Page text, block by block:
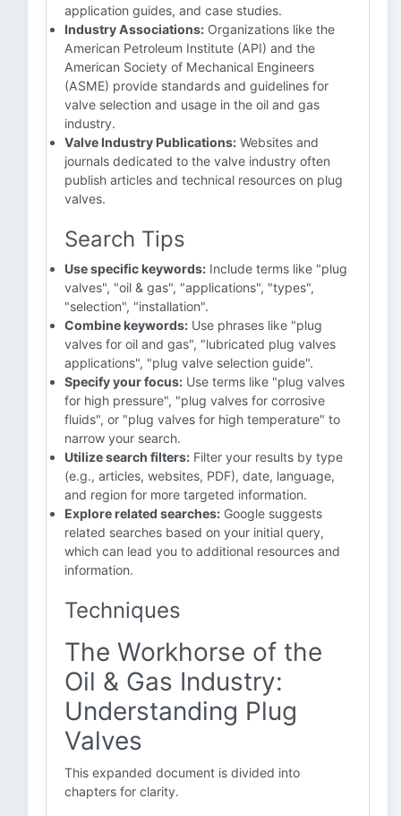
application guides, and case studies.
Industry Associations: Organizations like the
American Petroleum Institute (API) and the
American Society of Mechanical Engineers
(ASME) provide standards and guidelines for
valve selection and usage in the oil and gas
industry.
Valve Industry Publications: Websites and
journals dedicated to the valve industry often
publish articles and technical resources on plug
valves.
Search Tips
Use specific keywords: Include terms like "plug
valves", "oil & gas", "applications", "types",
"selection", "installation".
Combine keywords: Use phrases like "plug
valves for oil and gas", "lubricated plug valves
applications", "plug valve selection guide".
Specify your focus: Use terms like "plug valves
for high pressure", "plug valves for corrosive
fluids", or "plug valves for high temperature" to
narrow your search.
Utilize search filters: Filter your results by type
(e.g., articles, websites, PDF), date, language,
and region for more targeted information.
Explore related searches: Google suggests
related searches based on your initial query,
which can lead you to additional resources and
information.
Techniques
The Workhorse of the
Oil & Gas Industry:
Understanding Plug
Valves
This expanded document is divided into
chapters for clarity.